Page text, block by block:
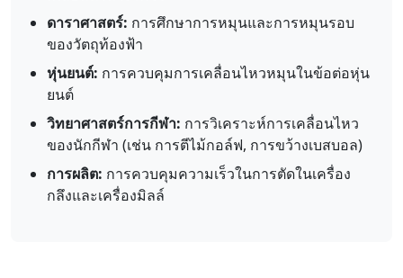
ดาราศาสตร์: การศึกษาการหมุนและการหมุนรอบ
ของวัตถุท้องฟ้า
หุ่นยนต์: การควบคุมการเคลื่อนไหวหมุนในข้อต่อหุ่น
ยนต์
วิทยาศาสตร์การกีฬา: การวิเคราะห์การเคลื่อนไหว
ของนักกีฬา (เช่น การตีไม้กอล์ฟ, การขว้างเบสบอล)
การผลิต: การควบคุมความเร็วในการตัดในเครื่อง
กลึงและเครื่องมิลล์